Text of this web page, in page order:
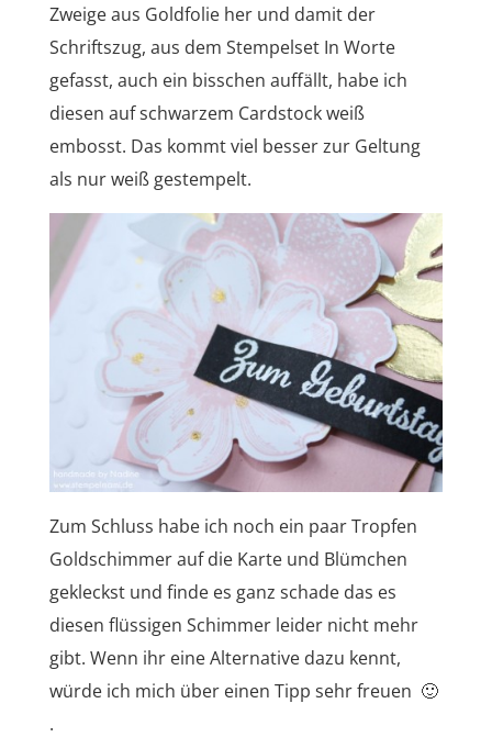
Zweige aus Goldfolie her und damit der
Schriftszug, aus dem Stempelset In Worte
gefasst, auch ein bisschen auffällt, habe ich
diesen auf schwarzem Cardstock weiß
embosst. Das kommt viel besser zur Geltung
als nur weiß gestempelt.
Zum Schluss habe ich noch ein paar Tropfen
Goldschimmer auf die Karte und Blümchen
gekleckst und finde es ganz schade das es
diesen flüssigen Schimmer leider nicht mehr
gibt. Wenn ihr eine Alternative dazu kennt,
würde ich mich über einen Tipp sehr freuen 🙂
.